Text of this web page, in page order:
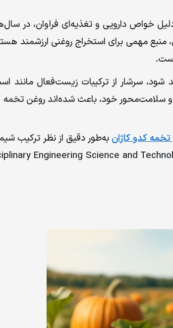
خواص دارویی و تغذیه‌ای فراوان، در
مهمی برای استخراج روغنی ارزشمند
.
شود، سرشار از ترکیبات زیست‌فعال مانند
و سلامت‌محور خود، باعث شده‌اند روغن
تخمهکدو کاژان به‌طور دقیق از نظر ترکیب
Engineering Science and